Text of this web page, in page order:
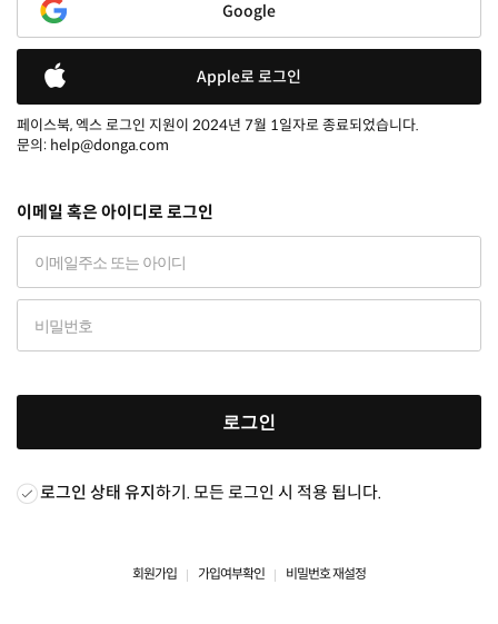
Google
Apple로 로그인
페이스북, 엑스 로그인 지원이 2024년 7월 1일자로 종료되었습니다.
문의: help@donga.com
이메일 혹은 아이디로 로그인
로그인
로그인 상태 유지하기. 모든 로그인 시 적용 됩니다.
회원가입 가입여부확인 비밀번호 재설정